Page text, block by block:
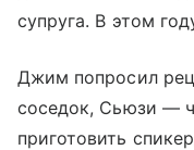
супруга. В этом
Джим попросил
соседок, Сьюзи —
приготовить